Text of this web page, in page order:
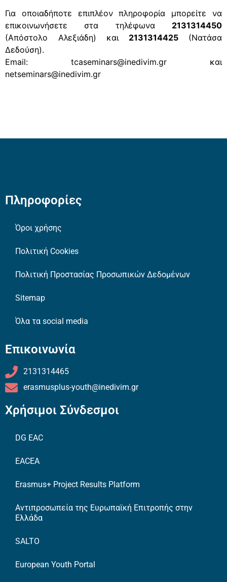
Για οποιαδήποτε επιπλέον πληροφορία μπορείτε να
επικοινωνήσετε στα τηλέφωνα 2131314450
(Απόστολο Αλεξιάδη) και2131314425(Νατάσα
Δεδούση).
Email: tcaseminars@inedivim.gr και
netseminars@inedivim.gr
Πληροφορίες
Όροι χρήσης
Πολιτική Cookies
Πολιτική Προστασίας Προσωπικών Δεδομένων
Sitemap
Όλα τα social media
Επικοινωνία
2131314465
erasmusplus-youth@inedivim.gr
Χρήσιμοι Σύνδεσμοι
DG EAC
EACEA
Erasmus+ Project Results Platform
Αντιπροσωπεία της Ευρωπαϊκή Επιτροπής στην
Ελλάδα
SALTO
European Youth Portal